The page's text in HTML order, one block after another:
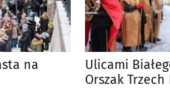
na
Ulicami
Orszak